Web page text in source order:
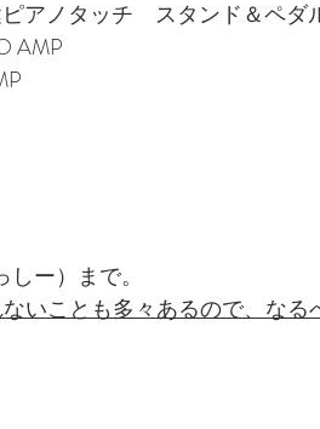
アノタッチ　スタンド＆ペダ
AMP
しー）まで。
いことも多々あるので、なる